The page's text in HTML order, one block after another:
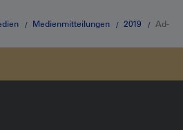
Medienmitteilungen 2019 Ad-